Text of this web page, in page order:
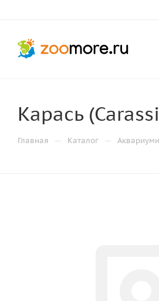
Карась
Главная — Каталог —